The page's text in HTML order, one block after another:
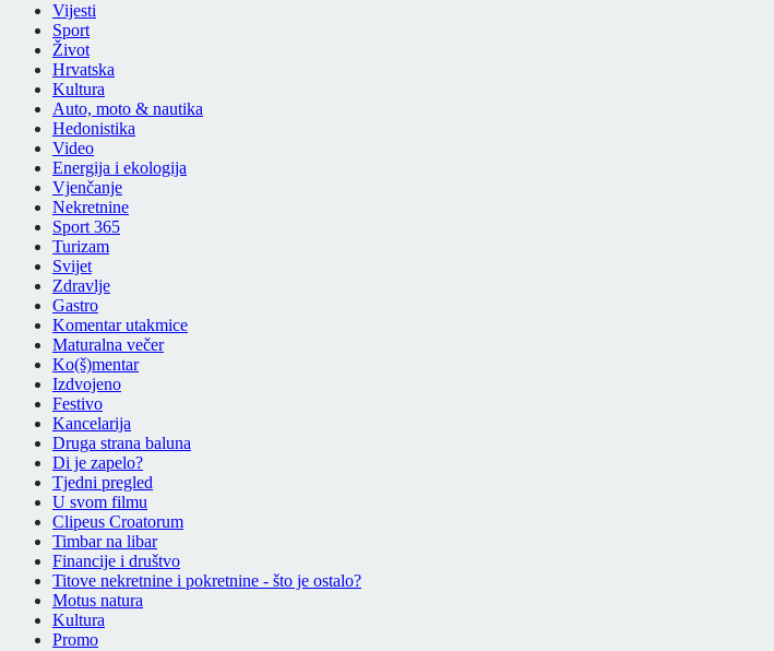
Vijesti
Sport
Život
Hrvatska
Kultura
Auto, moto & nautika
Hedonistika
Video
Energija i ekologija
Vjenčanje
Nekretnine
Sport 365
Turizam
Svijet
Zdravlje
Gastro
Komentar utakmice
Maturalna večer
Ko(š)mentar
Izdvojeno
Festivo
Kancelarija
Druga strana baluna
Di je zapelo?
Tjedni pregled
U svom filmu
Clipeus Croatorum
Timbar na libar
Financije i društvo
Titove nekretnine i pokretnine - što je ostalo?
Motus natura
Kultura
Promo